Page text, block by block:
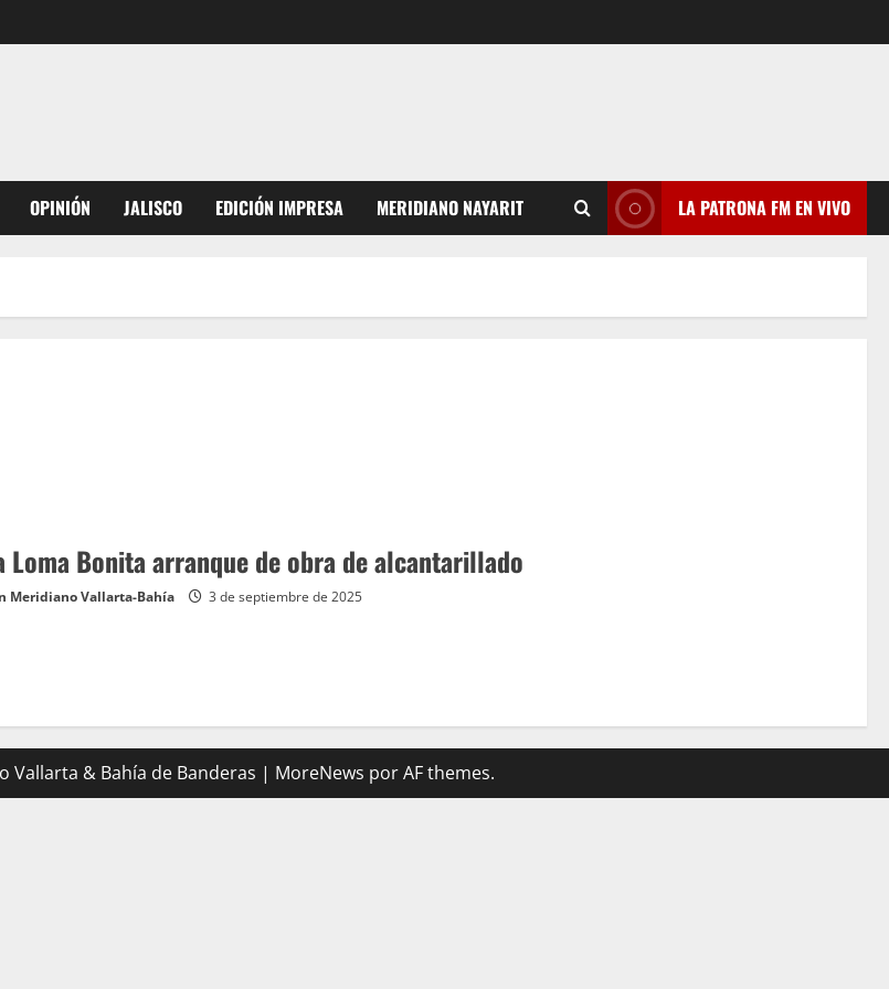
OPINIÓN JALISCO EDICIÓN IMPRESA MERIDIANO NAYARIT LA PATRONA FM EN VIVO
Loma Bonita arranque de obra de alcantarillado
Meridiano Vallarta-Bahía 3 de septiembre de 2025
Vallarta & Bahía de Banderas | MoreNews por AF themes.